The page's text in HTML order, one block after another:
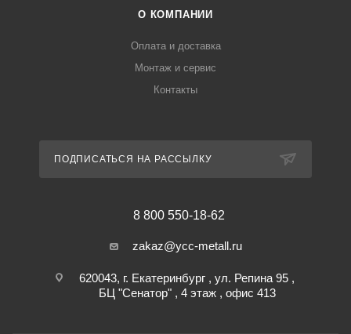
О КОМПАНИИ
Оплата и доставка
Монтаж и сервис
Контакты
ПОДПИСАТЬСЯ НА РАССЫЛКУ
8 800 550-18-62
zakaz@ycc-metall.ru
620043, г. Екатеринбург , ул. Репина 95 ,
БЦ "Сенатор" , 4 этаж , офис 413